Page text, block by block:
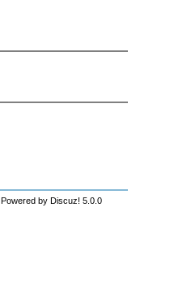
Powered by Discuz! 5.0.0